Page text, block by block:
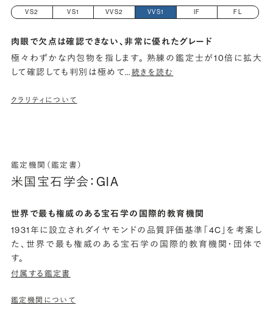
VS2 VS1 VVS2 VVS1 IF FL
肉眼で欠点は確認できない、非常に優れたグレード
極々わずかな内包物を指します。 熟練の鑑定士が10倍に拡大
して確認しても判別は極めて…続きを読む
クラリティについて
鑑定機関（鑑定書）
米国宝石学会：GIA
世界で最も権威のある宝石学の国際的教育機関
1931年に設立されダイヤモンドの品質評価基準「4C」を考案し
た、世界で最も権威のある宝石学の国際的教育機関・団体で
す。
付属する鑑定書
鑑定機関について